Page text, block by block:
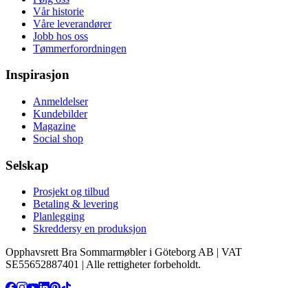
Vår historie
Våre leverandører
Jobb hos oss
Tømmerforordningen
Inspirasjon
Anmeldelser
Kundebilder
Magazine
Social shop
Selskap
Prosjekt og tilbud
Betaling & levering
Planlegging
Skreddersy en produksjon
Opphavsrett Bra Sommarmøbler i Göteborg AB | VAT
SE55652887401 | Alle rettigheter forbeholdt.